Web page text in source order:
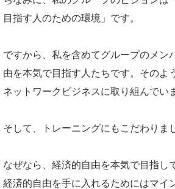
目指す人のための環境」です。
ですから、私を含めてグループのメン
由を本気で目指す人たちです。そのよ
ネットワークビジネスに取り組んでい
そして、トレーニングにもこだわりま
なぜなら、経済的自由を本気で目指し
経済的自由を手に入れるためにはマイ